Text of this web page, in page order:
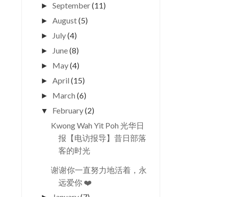
►September(11)
►August(5)
► July(4)
► June(8)
► May(4)
►April(15)
► March(6)
▼ February(2)
Kwong Wah Yit Poh 光华日
报【电访报导】昔日部落
客的时光
谢谢你一直努力地活着，永
远爱你 ❤️